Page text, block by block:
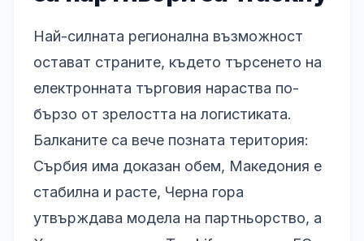
Най-силната регионална възможност
остават страните, където търсенето на
електронната търговия нараства по-
бързо от зрелостта на логистиката.
Балканите са вече позната територия:
Сърбия има доказан обем, Македония е
стабилна и расте, Черна гора
утвърждава модела на партньорство, а